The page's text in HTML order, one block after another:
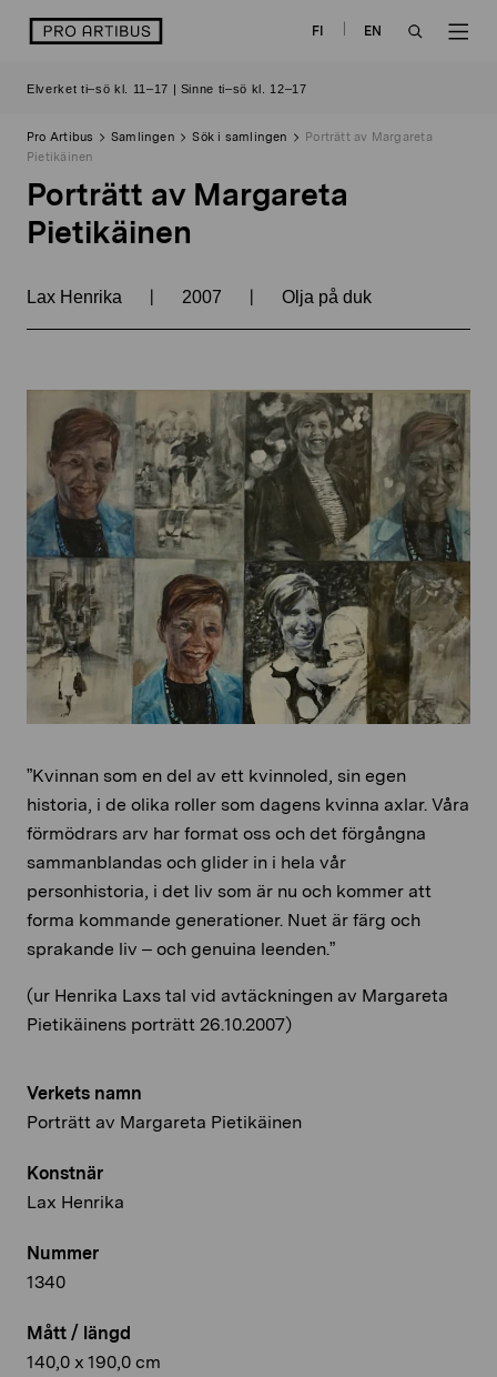
logo FI
EN
Elverket ti–sö kl. 11–17 | Sinne ti–sö kl. 12–17
Pro Artibus Samlingen Sök i samlingen
Porträtt av Margareta
Pietikäinen
Porträtt av Margareta
Pietikäinen
Lax Henrika | 2007 | Olja på duk
Verkets namn
Porträtt av Margareta Pietikäinen
Konstnär
Lax Henrika
Nummer
1340
Mått / längd
140,0 x 190,0 cm
”Kvinnan som en del av ett kvinnoled, sin egen
historia, i de olika roller som dagens kvinna axlar. Våra
förmödrars arv har format oss och det förgångna
sammanblandas och glider in i hela vår
personhistoria, i det liv som är nu och kommer att
forma kommande generationer. Nuet är färg och
sprakande liv – och genuina leenden.”
(ur Henrika Laxs tal vid avtäckningen av Margareta
Pietikäinens porträtt 26.10.2007)